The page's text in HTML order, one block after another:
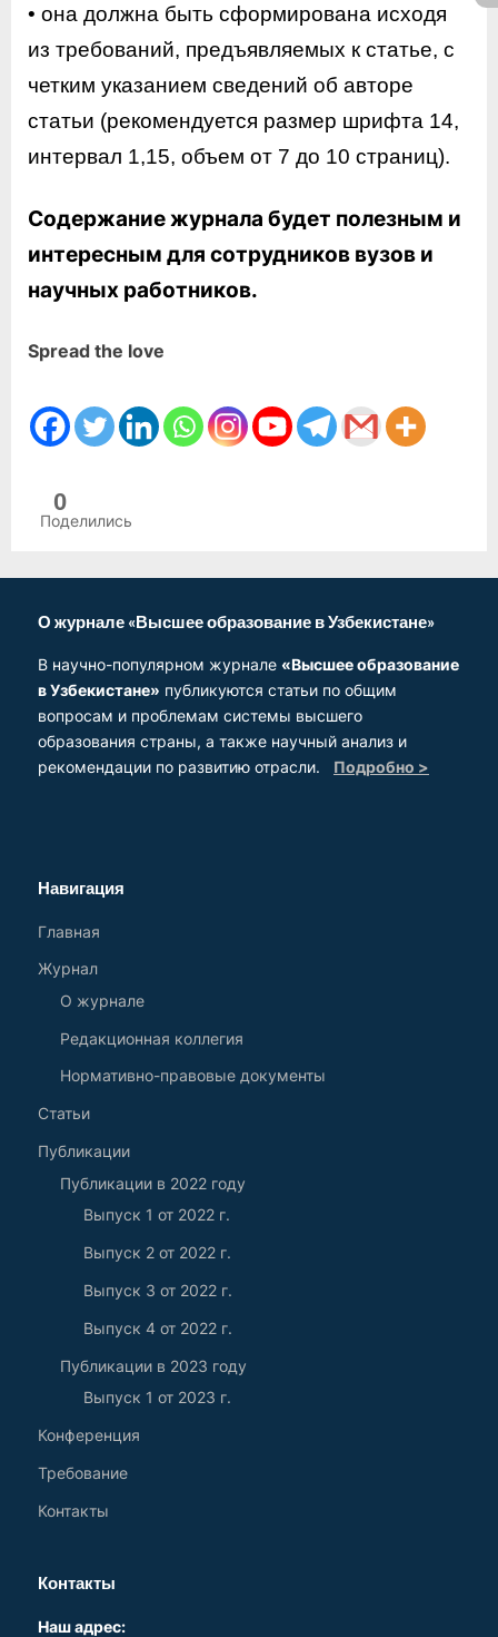
• она должна быть сформирована исходя
из требований, предъявляемых к статье, с
четким указанием сведений об авторе
статьи (рекомендуется размер шрифта 14,
интервал 1,15, объем от 7 до 10 страниц).
Содержание журнала будет полезным и
интересным для сотрудников вузов и
научных работников.
Spread the love
0
Поделились
О журнале «Высшее образование в Узбекистане»
В научно-популярном журнале «Высшее образование
в Узбекистане» публикуются статьи по общим
вопросам и проблемам системы высшего
образования страны, а также научный анализ и
рекомендации по развитию отрасли. Подробно >
Навигация
Главная
Журнал
О журнале
Редакционная коллегия
Нормативно-правовые документы
Статьи
Публикации
Публикации в 2022 году
Выпуск 1 от 2022 г.
Выпуск 2 от 2022 г.
Выпуск 3 от 2022 г.
Выпуск 4 от 2022 г.
Публикации в 2023 году
Выпуск 1 от 2023 г.
Конференция
Требование
Контакты
Контакты
Наш адрес: